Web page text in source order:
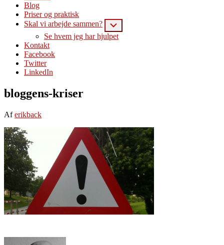
Blog
Priser og praktisk
Skal vi arbejde sammen?
Se hvem jeg har hjulpet
Kontakt
Facebook
Twitter
LinkedIn
bloggens-kriser
Aferikback